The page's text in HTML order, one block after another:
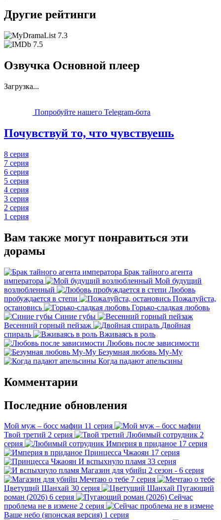
Другие рейтинги
7.3
7.5
Озвучка Основной плеер
Загрузка...
Попробуйте нашего Telegram-бота
Почувствуй то, что чувствуешь
8 серия
7 серия
6 серия
5 серия
4 серия
3 серия
2 серия
1 серия
Вам также могут понравиться эти
дорамы
Брак тайного агента
императора
Мой будущий
возлюбленный
Любовь
пробуждается в степи
Пожалуйста,
остановись
Горько-сладкая любовь
Синие губы
Весенний горный пейзаж
Двойная
спираль
Вживаясь в роль
Любовь после зависимости
Безумная любовь Му-Му
Когда падают апельсины
Комментарии
Последние обновления
Мой муж – босс мафии 11 серия
Твой третий 2 серия Любимый сотрудник 2
серия
Империя в приданое 17 серия
Принцесса Чжаоян 17 серия
И вспыхнуло пламя 33 серия
Магазин для убийц 2 сезон - 6 серия
Мечтаю о тебе 7 серия
Цветущий Шанхай 30 серия
Пугающий
роман (2026) 6 серия
Сейчас
проблема не в измене 2 серия
Ваше небо (японская версия) 1 серия